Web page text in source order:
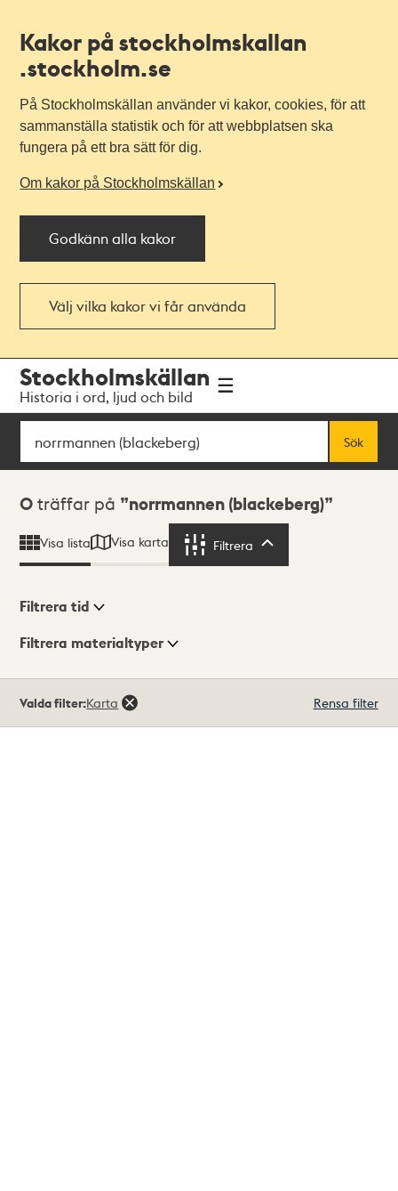
Kakor på stockholmskallan
.stockholm.se
På Stockholmskällan använder vi kakor, cookies, för att
sammanställa statistik och för att webbplatsen ska
fungera på ett bra sätt för dig.
Om kakor på Stockholmskällan
Godkänn alla kakor
Välj vilka kakor vi får använda
navigationen
huvudinnehållet
Stockholmskällan
Historia i ord, ljud och bild
Sök
Sök
Sökresultat
0 träffar på norrmannen (blackeberg)
Visa lista Visa karta Filtrera
Visningsläge
Filtrera tid
Filtrera materialtyper
träffar
Valda filter:Karta Rensa filter